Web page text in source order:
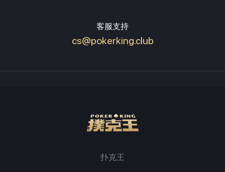
客服支持
cs@pokerking.club
扑克王